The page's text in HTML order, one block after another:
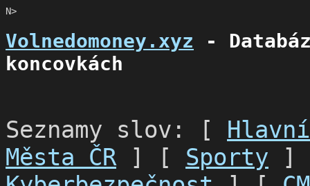
N>
Volnedomoney.xyz -
koncovkách
Seznamy slov: [
Města ČR ] [ Sporty ]